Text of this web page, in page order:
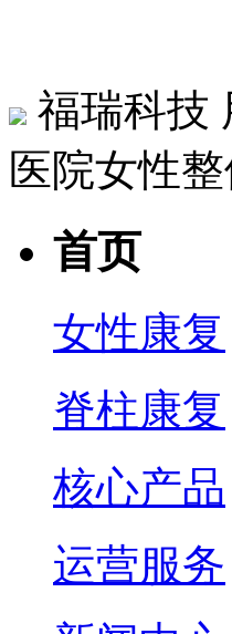
福瑞科技
医院女性
首页
女性康复
脊柱康复
核心产品
运营服务